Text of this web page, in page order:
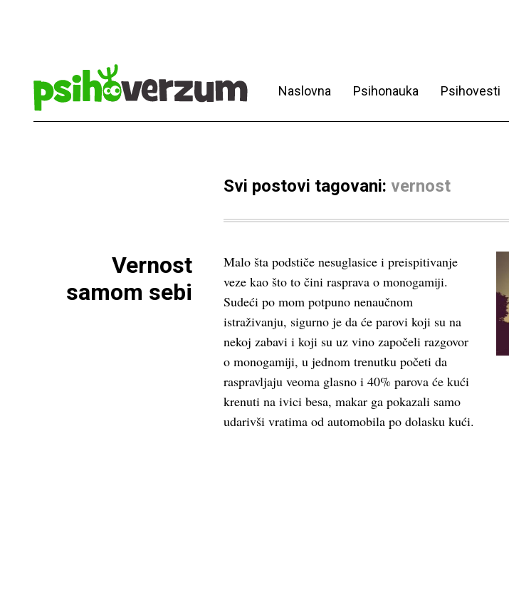
Naslovna Psihonauka Psihovesti
Svi postovi tagovani: vernost
Vernost
samom sebi
Malo šta podstiče nesuglasice i preispitivanje
veze kao što to čini rasprava o monogamiji.
Sudeći po mom potpuno nenaučnom
istraživanju, sigurno je da će parovi koji su na
nekoj zabavi i koji su uz vino započeli razgovor
o monogamiji, u jednom trenutku početi da
raspravljaju veoma glasno i 40% parova će kući
krenuti na ivici besa, makar ga pokazali samo
udarivši vratima od automobila po dolasku kući.